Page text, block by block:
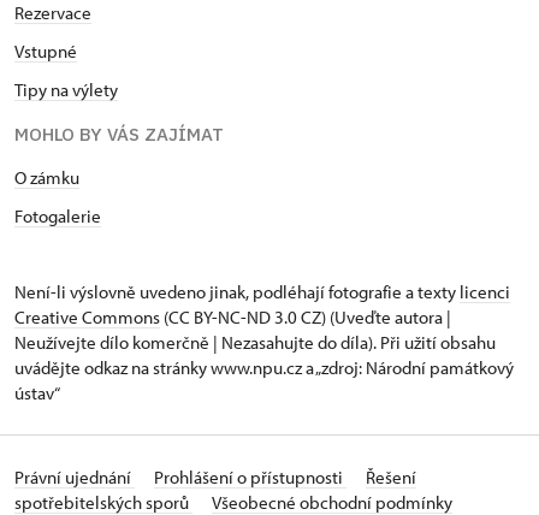
Rezervace
Vstupné
Tipy na výlety
MOHLO BY VÁS ZAJÍMAT
O zámku
Fotogalerie
Není-li výslovně uvedeno jinak, podléhají fotografie a texty licenci
Creative Commons (CC BY-NC-ND 3.0 CZ) (Uveďte autora |
Neužívejte dílo komerčně | Nezasahujte do díla). Při užití obsahu
uvádějte odkaz na stránky www.npu.cz a „zdroj: Národní památkový
ústav“
Právní ujednání Prohlášení o přístupnosti
Řešení
spotřebitelských sporů
Všeobecné obchodní podmínky